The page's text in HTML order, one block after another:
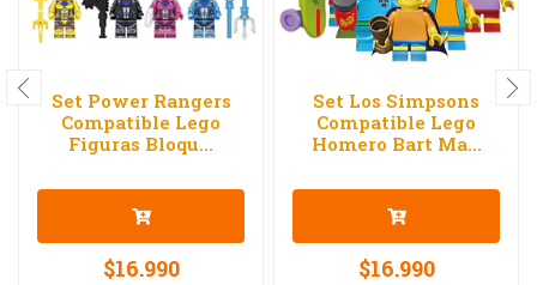
Set Power Rangers
Compatible Lego
Figuras Bloqu...
$16.990
Set Los Simpsons
Compatible Lego
Homero Bart Ma...
$16.990